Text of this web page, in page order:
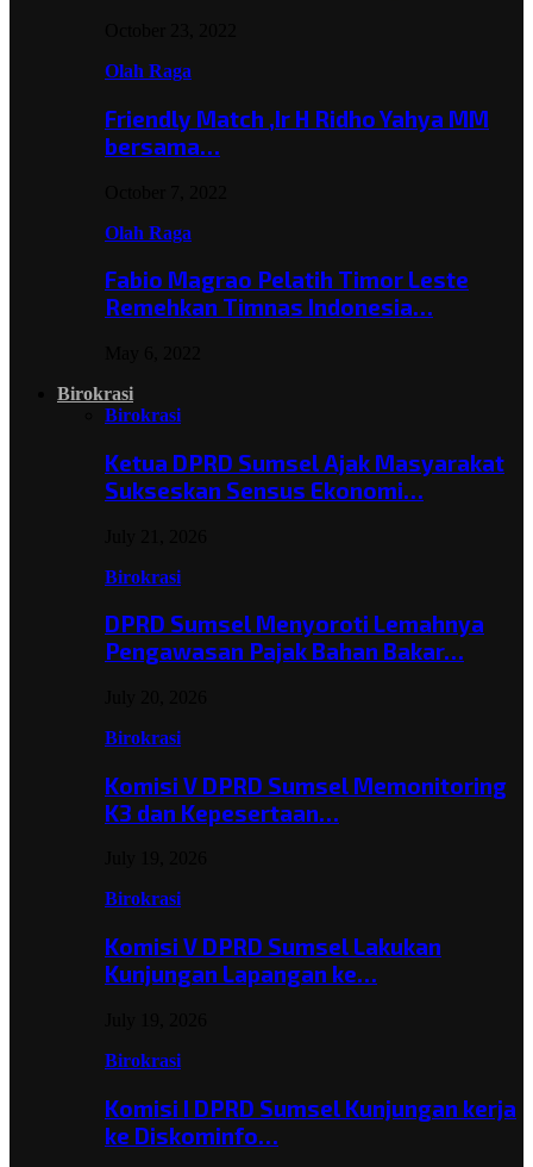
Olah Raga
Friendly Match ,Ir H Ridho Yahya MM
bersama…
Olah Raga
Fabio Magrao Pelatih Timor Leste
Remehkan Timnas Indonesia…
Birokrasi
Birokrasi
Ketua DPRD Sumsel Ajak Masyarakat
Sukseskan Sensus Ekonomi…
Birokrasi
DPRD Sumsel Menyoroti Lemahnya
Pengawasan Pajak Bahan Bakar…
Birokrasi
Komisi V DPRD Sumsel Memonitoring
K3 dan Kepesertaan…
Birokrasi
Komisi V DPRD Sumsel Lakukan
Kunjungan Lapangan ke…
Birokrasi
Komisi I DPRD Sumsel Kunjungan kerja
ke Diskominfo…